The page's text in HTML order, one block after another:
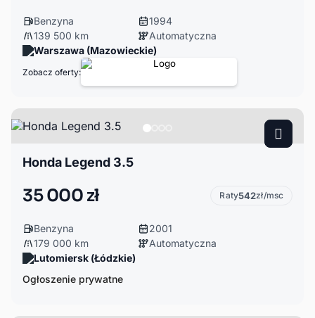
Benzyna
1994
139 500 km
Automatyczna
Warszawa (Mazowieckie)
Zobacz oferty:
Honda Legend 3.5
35 000 zł Raty542zł/msc
Benzyna
2001
179 000 km
Automatyczna
Lutomiersk (Łódzkie)
Ogłoszenie prywatne